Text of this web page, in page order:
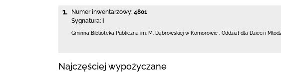
1. Numer inwentarzowy: 4801
Sygnatura:
Gminna Biblioteka Publiczna im. M. Dąbrowskiej w Komorowie Oddział dla Dzieci i
Najczęściej wypożyczane